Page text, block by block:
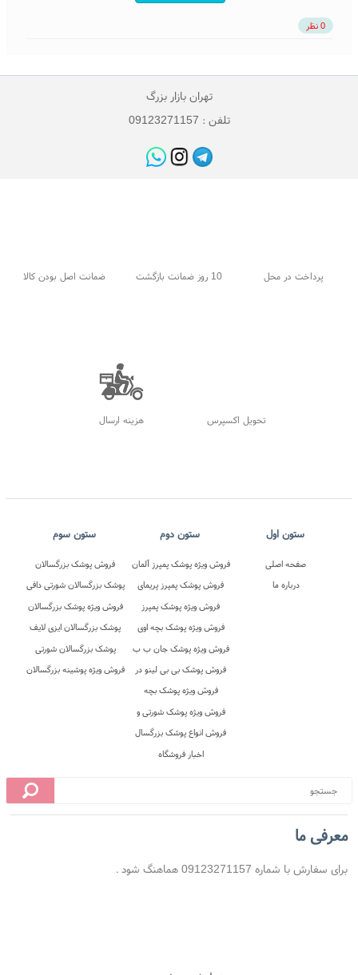
0 نظر
تهران بازار بزرگ
تلفن : 09123271157
معرفی ما
برای سفارش با شماره 09123271157 هماهنگ شود .